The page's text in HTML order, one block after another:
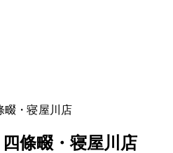
畷・寝屋川店
條畷・寝屋川店